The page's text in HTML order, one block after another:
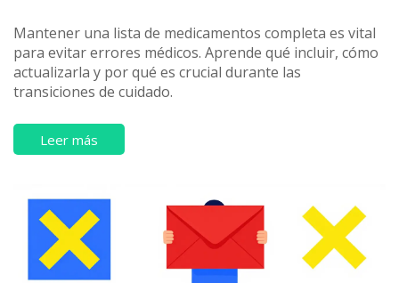
Mantener una lista de medicamentos completa es vital
para evitar errores médicos. Aprende qué incluir, cómo
actualizarla y por qué es crucial durante las
transiciones de cuidado.
Leer más